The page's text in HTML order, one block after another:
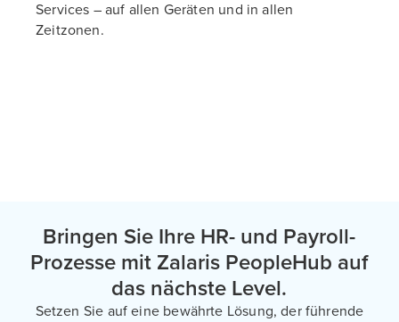
Services – auf allen Geräten und in allen
Zeitzonen.
Bringen Sie Ihre HR- und Payroll-
Prozesse mit Zalaris PeopleHub auf
das nächste Level.
Setzen Sie auf eine bewährte Lösung, der führende